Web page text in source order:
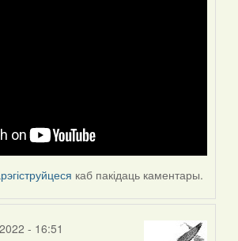
каб пакідаць каментары.
- 16:51